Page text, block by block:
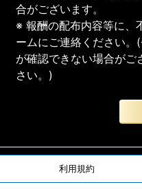
合がございます。
※ 報酬の配布内容等に、
ームにご連絡ください。
が確認できない場合がご
さい。)
利用規約